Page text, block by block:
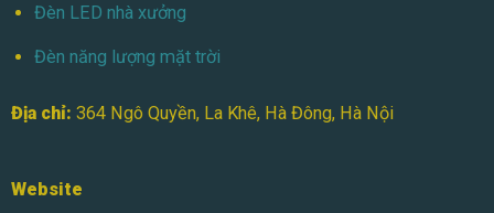
Đèn LED nhà xưởng
Đèn năng lượng mặt trời
Địa chỉ: 364 Ngô Quyền, La Khê, Hà Đông, Hà Nội
Website